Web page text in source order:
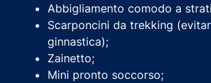
Abbigliamento comodo a
Scarponcini da trekking
ginnastica);
Zainetto;
Mini pronto soccorso;